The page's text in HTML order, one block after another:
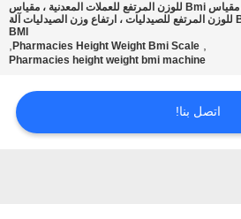
مقياس Bmi للوزن المرتفع للعملات المعدنية ، مقياس
Bmi للوزن المرتفع للصيدليات ، ارتفاع وزن الصيدليات آلة
BMI
,
Pharmacies Height Weight Bmi Scale
,
Pharmacies height weight bmi machine
اتصل بنا!